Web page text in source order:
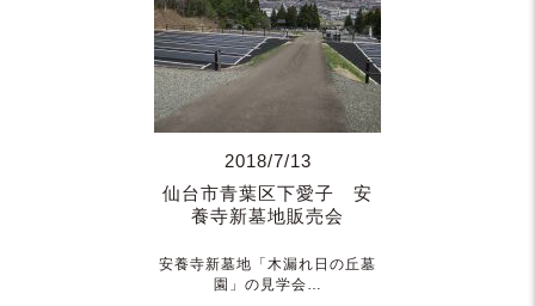
2018/7/13
仙台市青葉区下愛子 安
養寺新墓地販売会
安養寺新墓地「木漏れ日の丘墓
園」の見学会…